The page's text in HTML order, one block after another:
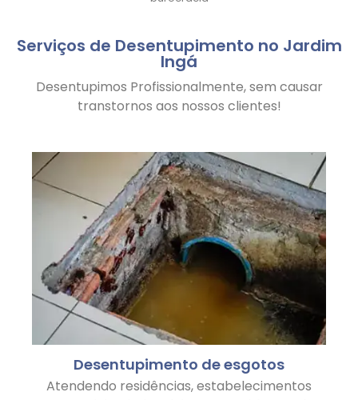
Serviços de Desentupimento no Jardim
Ingá
Desentupimos Profissionalmente, sem causar
transtornos aos nossos clientes!
Desentupimento de esgotos
Atendendo residências, estabelecimentos